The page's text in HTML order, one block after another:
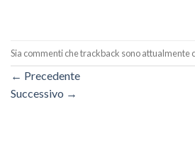
Sia commenti che trackback sono attualmente
← Precedente
Successivo →